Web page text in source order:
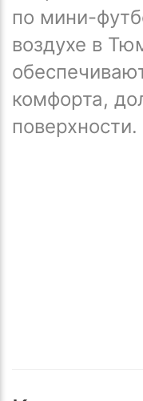
по мини-
воздухе в
комфорта,
поверхности.